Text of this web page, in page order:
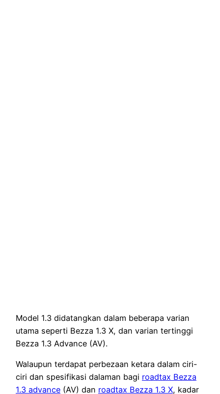
Model 1.3 didatangkan dalam beberapa varian
utama seperti Bezza 1.3 X, dan varian tertinggi
Bezza 1.3 Advance (AV).
Walaupun terdapat perbezaan ketara dalam ciri-
ciri dan spesifikasi dalaman bagi roadtax Bezza
1.3 advance (AV) dan roadtax Bezza 1.3 X, kadar